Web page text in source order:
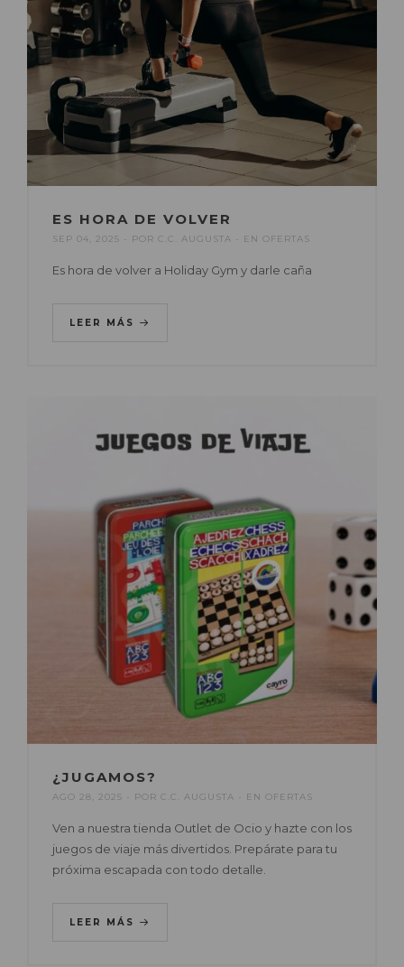
ES HORA DE VOLVER
SEP 04, 2025 POR C.C. AUGUSTA EN OFERTAS
Es hora de volver a Holiday Gym y darle caña
LEER MÁS
¿JUGAMOS?
AGO 28, 2025 POR C.C. AUGUSTA EN OFERTAS
Ven a nuestra tienda Outlet de Ocio y hazte con los
juegos de viaje más divertidos. Prepárate para tu
próxima escapada con todo detalle.
LEER MÁS